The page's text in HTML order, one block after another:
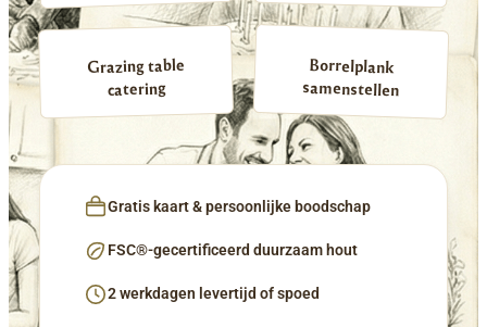
Grazing table
catering
Borrelplank
samenstellen
Gratis kaart & persoonlijke boodschap
FSC®-gecertificeerd duurzaam hout
2 werkdagen levertijd of spoed